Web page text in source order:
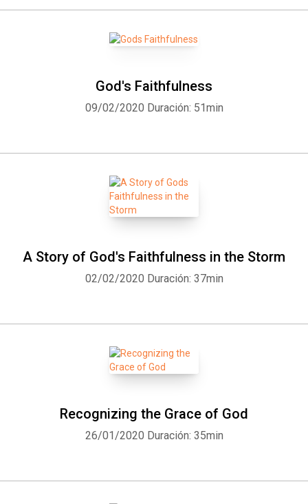
God's Faithfulness
09/02/2020 Duración: 51min
A Story of God's Faithfulness in the Storm
02/02/2020 Duración: 37min
Recognizing the Grace of God
26/01/2020 Duración: 35min